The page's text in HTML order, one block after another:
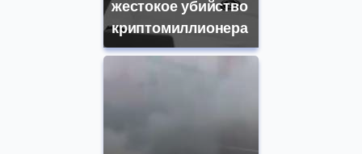
жестокое убийство
криптомиллионера